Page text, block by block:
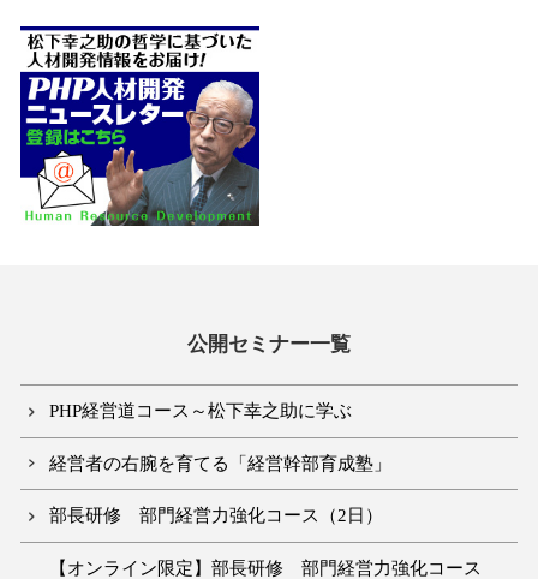
公開セミナー一覧
PHP経営道コース～松下幸之助に学ぶ
経営者の右腕を育てる「経営幹部育成塾」
部長研修 部門経営力強化コース（2日）
【オンライン限定】部長研修 部門経営力強化コース